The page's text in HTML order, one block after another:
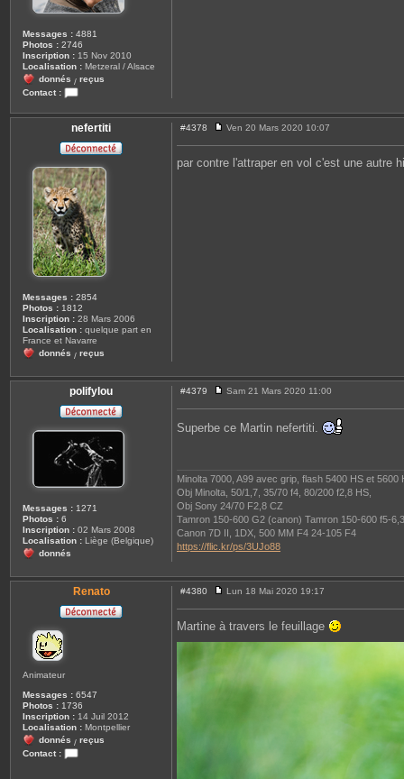
Messages : 4881
Photos : 2746
Inscription : 15 Nov 2010
Localisation : Metzeral / Alsace
donnés / reçus
Contact :
o
n
a
c
t
e
r
j
o
u
l
z
y
6
8
nefertiti
Messages : 2854
Photos : 1812
Inscription : 28 Mars 2006
Localisation : quelque part en
France et Navarre
donnés / reçus
#4378
e
s
Ven 20 Mars 2020 10:07
par contre l'attraper en vol c'est une autre
polifylou
Messages : 1271
Photos : 6
Inscription : 02 Mars 2008
Localisation : Liège (Belgique)
donnés
#4379
e
s
Sam 21 Mars 2020 11:00
Superbe ce Martin nefertiti.
Minolta 7000, A99 avec grip, flash 5400 HS et 5600
Obj Minolta, 50/1,7, 35/70 f4, 80/200 f2,8 HS,
Obj Sony 24/70 F2,8 CZ
Tamron 150-600 G2 (canon) Tamron 150-600 f5-
Canon 7D II, 1DX, 500 MM F4 24-105 F4
https://flic.kr/ps/3UJo88
Renato
Animateur
Messages : 6547
Photos : 1736
Inscription : 14 Juil 2012
Localisation : Montpellier
donnés / reçus
Contact :
#4380
e
s
a
Lun 18 Mai 2020 19:17
Martine à travers le feuillage